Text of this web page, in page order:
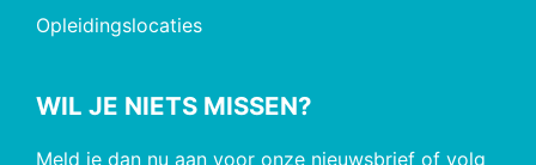
Opleidingslocaties
WIL JE NIETS MISSEN?
Meld je dan nu aan voor onze nieuwsbrief of volg